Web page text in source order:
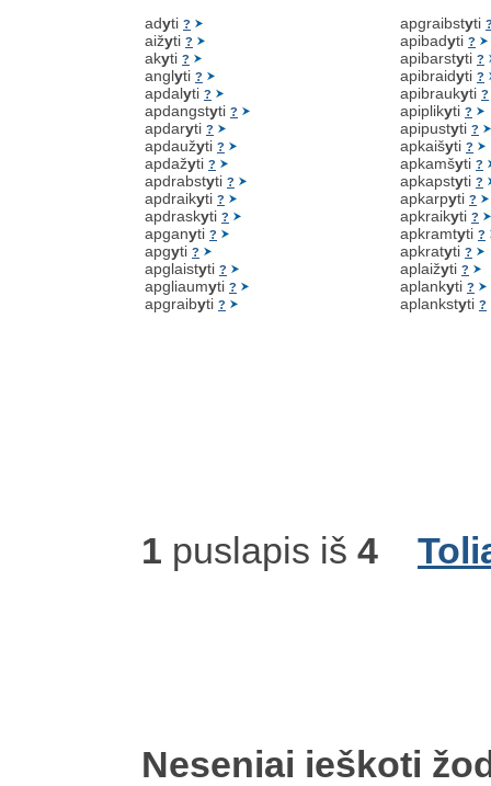
adyti ?
aižyti ?
akyti ?
anglyti ?
apdalyti ?
apdangstyti ?
apdaryti ?
apdaužyti ?
apdažyti ?
apdrabstyti ?
apdraikyti ?
apdraskyti ?
apganyti ?
apgyti ?
apglaistyti ?
apgliaumyti ?
apgraibyti ?
apgraibstyti
apibadyti ?
apibarstyti ?
apibraidyti ?
apibraukyti ?
apiplikyti ?
apipustyti ?
apkaišyti ?
apkamšyti ?
apkapstyti ?
apkarpyti ?
apkraikyti ?
apkramtyti ?
apkratyti ?
aplaižyti ?
aplankyti ?
aplankstyti ?
1 puslapis iš 4
Neseniai ieškoti